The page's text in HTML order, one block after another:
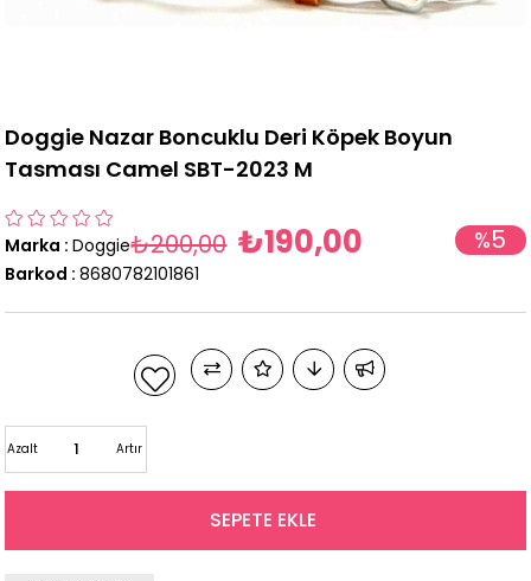
Doggie Nazar Boncuklu Deri Köpek Boyun
Tasması Camel SBT-2023 M
Marka : Doggie %5
₺200,00 ₺190,00
Barkod : 8680782101861
Artır
Azalt